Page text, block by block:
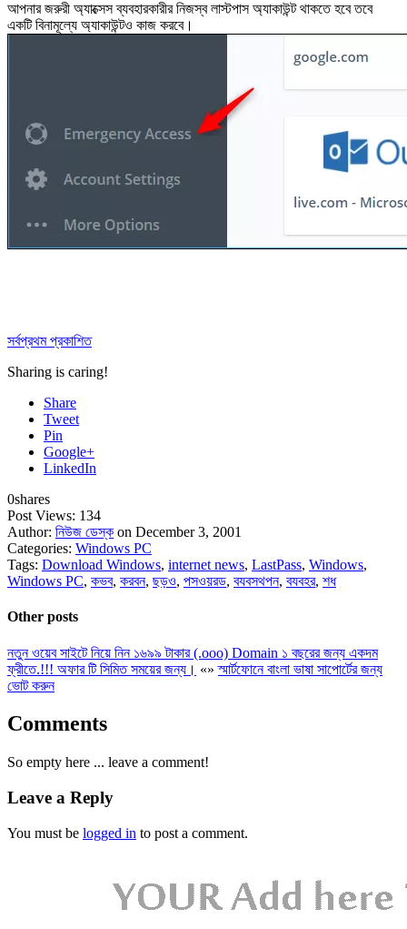
আপনার জরুরী অ্যাক্সেস ব্যবহারকারীর নিজস্ব লাস্টপাস অ্যাকাউন্ট থাকতে হবে তবে
একটি বিনামূল্যে অ্যাকাউন্টও কাজ করবে।
সর্বপ্রথম প্রকাশিত
Sharing is caring!
Share
Tweet
Pin
Google+
LinkedIn
0shares
Post Views: 134
Author: নিউজ ডেস্ক on December 3, 2001
Categories: Windows PC
Tags: Download Windows, internet news, LastPass, Windows,
Windows PC, কভব, করবন, ছড়ও, পসওয়রড, বযবসথপন, বযবহর, শধ
Other posts
নতুন ওয়েব সাইটে নিয়ে নিন ১৬৯৯ টাকার (.ooo) Domain ১ বছরের জন্য একদম
ফ্রীতে.!!! অফার টি সিমিত সময়ের জন্য। «»স্মার্টফোনে বাংলা ভাষা সাপোর্টের জন্য
ভোট করুন
Comments
So empty here ... leave a comment!
Leave a Reply
You must be logged in to post a comment.